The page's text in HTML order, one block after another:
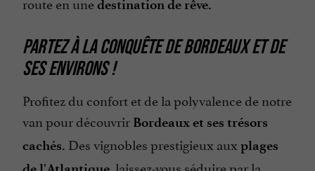
destination de rêve.
PARTEZ À LA CONQUÊTE DE BORDEAUX ET DE
SES ENVIRONS !
Profitez du confort et de la polyvalence de notre
van pour découvrir Bordeaux et ses trésors
cachés. Des vignobles prestigieux aux plages
, laissez-vous séduire par la